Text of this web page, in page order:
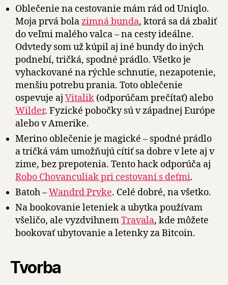
Oblečenie na cestovanie mám rád od Uniqlo.
Moja prvá bolazimná bunda, ktorá sa dá zbaliť
do veľmi malého valca – na cesty ideálne.
Odvtedy som už kúpil aj iné bundy do iných
podnebí, tričká, spodné prádlo. Všetko je
vyhackované na rýchle schnutie, nezapotenie,
menšiu potrebu prania. Toto oblečenie
ospevuje aj Vitalik (odporúčam prečítať) alebo
Wilder. Fyzické pobočky sú v západnej Európe
alebo v Amerike.
Merino oblečenie je magické – spodné prádlo
a tričká vám umožňujú cítiť sa dobre v lete aj v
zime, bez prepotenia. Tento hack odporúča aj
Robo Chovanculiak pri cestovaní s deťmi.
Batoh –Wandrd Prvke. Celé dobré, na všetko.
Na bookovanie leteniek a ubytka používam
všeličo, ale vyzdvihnemTravala, kde môžete
bookovať ubytovanie a letenky za Bitcoin.
Tvorba